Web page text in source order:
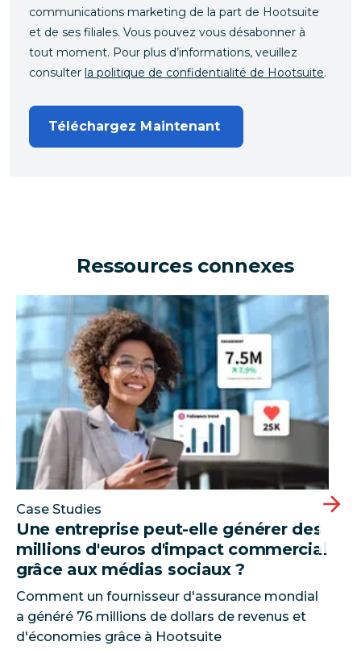
communications marketing de la part de Hootsuite
et de ses filiales. Vous pouvez vous désabonner à
tout moment. Pour plus d’informations, veuillez
consulter la politique de confidentialité de Hootsuite.
Téléchargez Maintenant
Ressources connexes
Une entreprise peut-elle générer des millions
Case Studies
Une entreprise peut-elle générer des
millions d'euros d'impact commercial
grâce aux médias sociaux ?
Comment un fournisseur d'assurance mondial
a généré 76 millions de dollars de revenus et
d'économies grâce à Hootsuite